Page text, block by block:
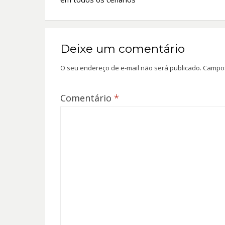
Deixe um comentário
O seu endereço de e-mail não será publicado.
Comentário *